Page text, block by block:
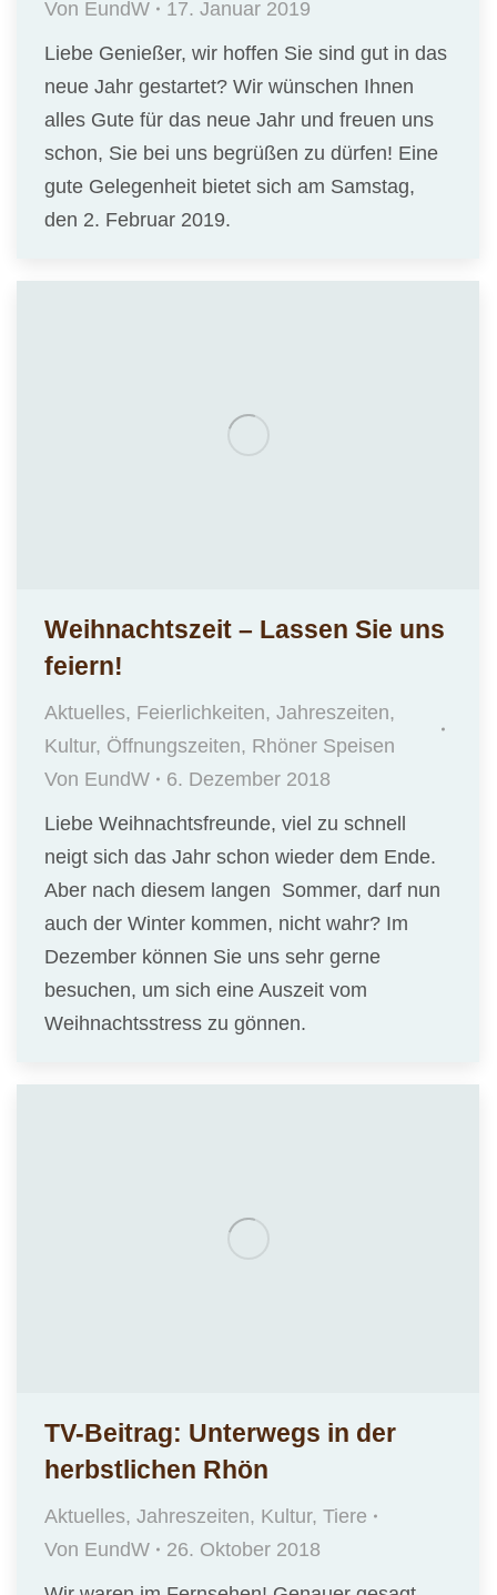
Von EundW
17. Januar 2019
Liebe Genießer, wir hoffen Sie sind gut in das
neue Jahr gestartet? Wir wünschen Ihnen
alles Gute für das neue Jahr und freuen uns
schon, Sie bei uns begrüßen zu dürfen! Eine
gute Gelegenheit bietet sich am Samstag,
den 2. Februar 2019.
Weihnachtszeit – Lassen Sie uns
feiern!
Aktuelles, Feierlichkeiten, Jahreszeiten,
Kultur, Öffnungszeiten, Rhöner Speisen
Von EundW
6. Dezember 2018
Liebe Weihnachtsfreunde, viel zu schnell
neigt sich das Jahr schon wieder dem Ende.
Aber nach diesem langen Sommer, darf nun
auch der Winter kommen, nicht wahr? Im
Dezember können Sie uns sehr gerne
besuchen, um sich eine Auszeit vom
Weihnachtsstress zu gönnen.
TV-Beitrag: Unterwegs in der
herbstlichen Rhön
Aktuelles, Jahreszeiten, Kultur, Tiere
Von EundW
26. Oktober 2018